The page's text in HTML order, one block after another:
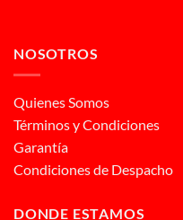
NOSOTROS
Quienes Somos
Términos y Condiciones
Garantía
Condiciones de Despacho
DONDE ESTAMOS